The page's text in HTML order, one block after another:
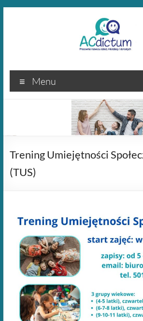
Menu
Trening Umiejętności
(TUS)